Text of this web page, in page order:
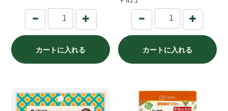
カートに入れる カートに入れる